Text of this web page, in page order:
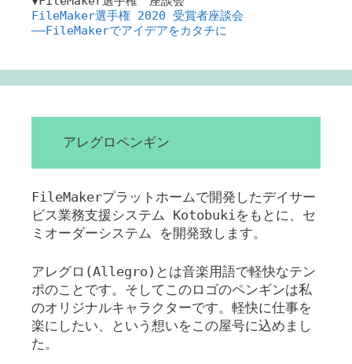
FileMaker選手権 2020 受賞者座談会
――FileMakerでアイデアをカタチに
アレグロペンギン
FileMakerプラットホームで開発したデイサー
ビス業務支援システム Kotobukiをもとに、セ
ミオーダーシステム を開発致します。
アレグロ(Allegro)とは音楽用語で軽快なテン
ポのことです。そしてこのロゴのペンギンは私
のオリジナルキャラクターです。軽快に仕事を
楽にしたい、という想いをこの屋号に込めまし
た。